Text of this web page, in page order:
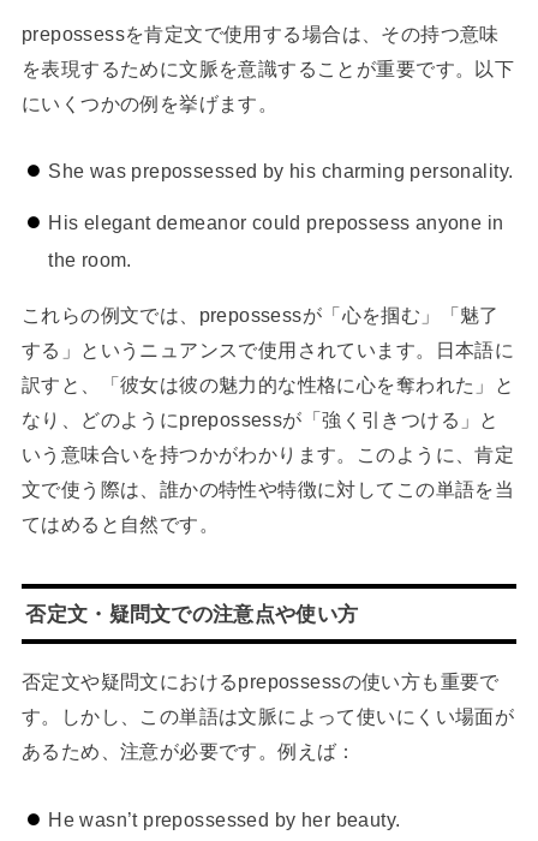
prepossessを肯定文で使用する場合は、その持つ意味
を表現するために文脈を意識することが重要です。以下
にいくつかの例を挙げます。
She was prepossessed by his charming personality.
His elegant demeanor could prepossess anyone in
the room.
これらの例文では、prepossessが「心を掴む」「魅了
する」というニュアンスで使用されています。日本語に
訳すと、「彼女は彼の魅力的な性格に心を奪われた」と
なり、どのようにprepossessが「強く引きつける」と
いう意味合いを持つかがわかります。このように、肯定
文で使う際は、誰かの特性や特徴に対してこの単語を当
てはめると自然です。
否定文・疑問文での注意点や使い方
否定文や疑問文におけるprepossessの使い方も重要で
す。しかし、この単語は文脈によって使いにくい場面が
あるため、注意が必要です。例えば：
He wasn’t prepossessed by her beauty.